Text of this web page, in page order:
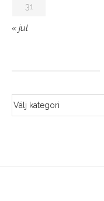
31
« jul